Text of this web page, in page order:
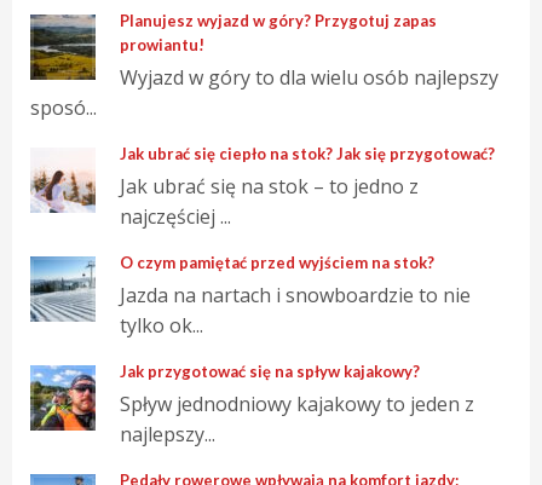
Planujesz wyjazd w góry? Przygotuj zapas
prowiantu!
Wyjazd w góry to dla wielu osób najlepszy
sposó...
Jak ubrać się ciepło na stok? Jak się przygotować?
Jak ubrać się na stok – to jedno z
najczęściej ...
O czym pamiętać przed wyjściem na stok?
Jazda na nartach i snowboardzie to nie
tylko ok...
Jak przygotować się na spływ kajakowy?
Spływ jednodniowy kajakowy to jeden z
najlepszy...
Pedały rowerowe wpływają na komfort jazdy: